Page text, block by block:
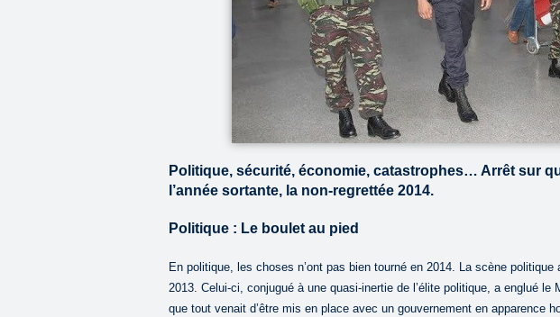
Politique, sécurité, économie, catastrophes… Arrêt sur
l’année sortante, la non-regrettée 2014.
Politique : Le boulet au pied
En politique, les choses n’ont pas bien tourné en 2014. La scène politique
2013. Celui-ci, conjugué à une quasi-inertie de l’élite politique, a englué le
que tout venait d’être mis en place avec un gouvernement en apparence